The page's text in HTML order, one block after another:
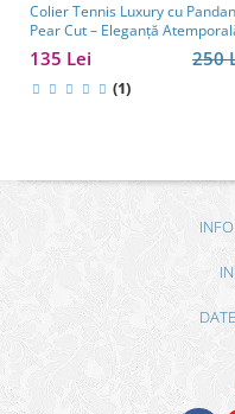
Colier Tennis Luxury cu
Pear Cut – Eleganță
250
135 Lei
(1)